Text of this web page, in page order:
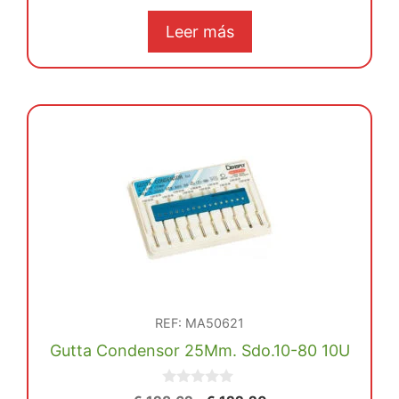
Leer más
REF: MA50621
Gutta Condensor 25Mm. Sdo.10-80 10U
0